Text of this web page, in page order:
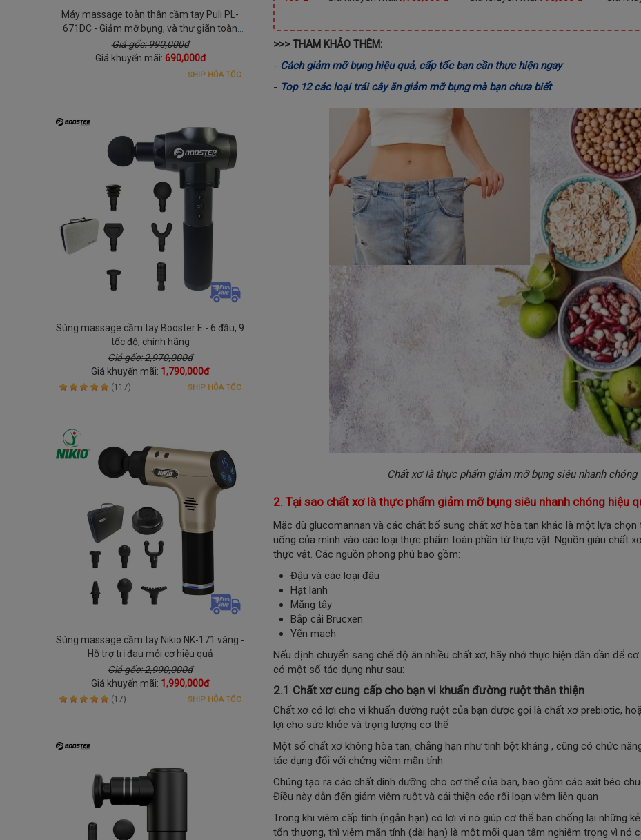
Máy massage toàn thân cầm tay Puli PL-
671DC - Giảm mỡ bụng, và thư giãn toàn
thân
Giá gốc: 990,000đ
Giá khuyến mãi: 690,000đ
SHIP HỎA TỐC
Súng massage cầm tay Booster E - 6 đầu, 9
tốc độ, chính hãng
Giá gốc: 2,970,000đ
Giá khuyến mãi: 1,790,000đ
(117) SHIP HỎA TỐC
Súng massage cầm tay Nikio NK-171 vàng -
Hỗ trợ trị đau mỏi cơ hiệu quả
Giá gốc: 2,990,000đ
Giá khuyến mãi: 1,990,000đ
(17) SHIP HỎA TỐC
>>> THAM KHẢO THÊM:
- Cách giảm mỡ bụng hiệu quả, cấp tốc bạn cần thực hiện ngay
- Top 12 các loại trái cây ăn giảm mỡ bụng mà bạn chưa biết
Chất xơ là thực phẩm giảm mỡ bụng siêu nhanh
2. Tại sao chất xơ là thực phẩm giảm mỡ bụng siêu nhanh chóng hiệu
Mặc dù glucomannan và các chất bổ sung chất xơ hòa tan khác là một lựa
uống của mình vào các loại thực phẩm toàn phần từ thực vật. Nguồn giàu chất
thực vật. Các nguồn phong phú bao gồm:
Đậu và các loại đậu
Hạt lanh
Măng tây
Bắp cải Brucxen
Yến mạch
Nếu định chuyển sang chế độ ăn nhiều chất xơ, hãy nhớ thực hiện dần dần để
có một số tác dụng như sau:
2.1 Chất xơ cung cấp cho bạn vi khuẩn đường ruột thân thiện
Chất xơ có lợi cho vi khuẩn đường ruột của bạn được gọi là chất xơ prebiotic,
lợi cho sức khỏe và trọng lượng cơ thể
Một số chất xơ không hòa tan, chẳng hạn như tinh bột kháng , cũng có chức
tác dụng đối với chứng viêm mãn tính
Chúng tạo ra các chất dinh dưỡng cho cơ thể của bạn, bao gồm các axit béo
Điều này dẫn đến giảm viêm ruột và cải thiện các rối loạn viêm liên quan
Trong khi viêm cấp tính (ngắn hạn) có lợi vì nó giúp cơ thể bạn chống lại những
tổn thương, thì viêm mãn tính (dài hạn) là một mối quan tâm nghiêm trọng vì